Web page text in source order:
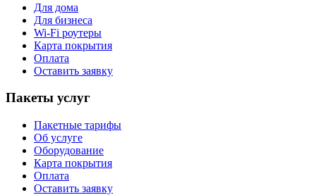
Для дома
Для бизнеса
Wi-Fi роутеры
Карта покрытия
Оплата
Оставить заявку
Пакеты услуг
Пакетные тарифы
Об услуге
Оборудование
Карта покрытия
Оплата
Оставить заявку